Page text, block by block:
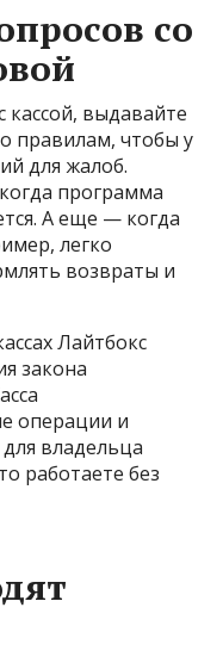
со
выдавайте
правилам, чтобы у
для жалоб.
программа
А еще — когда
легко
возвраты и
Лайтбокс
закона
операции и
владельца
работаете без